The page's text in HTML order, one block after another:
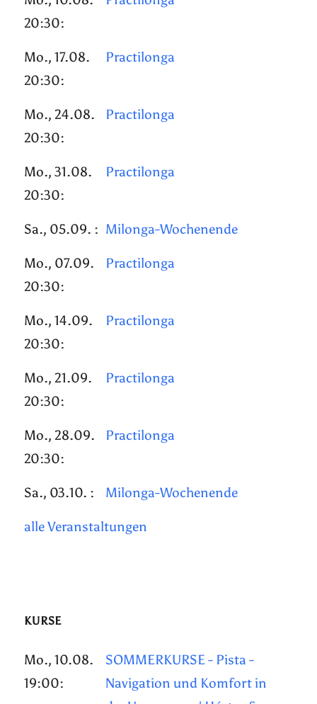
20:30:
Mo., 17.08.
20:30:
Practilonga
Mo., 24.08.
20:30:
Practilonga
Mo., 31.08.
20:30:
Practilonga
Sa., 05.09. : Milonga-Wochenende
Mo., 07.09.
20:30:
Practilonga
Mo., 14.09.
20:30:
Practilonga
Mo., 21.09.
20:30:
Practilonga
Mo., 28.09.
20:30:
Practilonga
Sa., 03.10. : Milonga-Wochenende
alle Veranstaltungen
KURSE
Mo., 10.08.
19:00:
SOMMERKURSE - Pista -
Navigation und Komfort in